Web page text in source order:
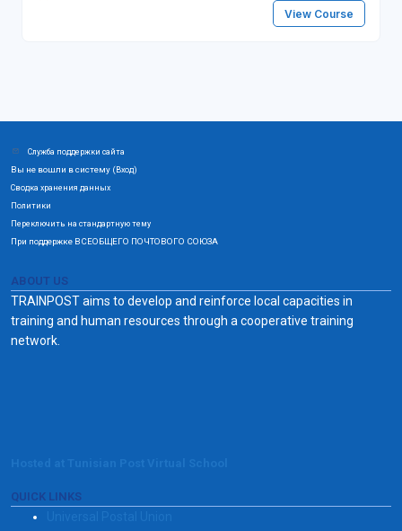
View Course
Служба поддержки сайта
Вы не вошли в систему (Вход)
Сводка хранения данных
Политики
Переключить на стандартную тему
При поддержке ВСЕОБЩЕГО ПОЧТОВОГО СОЮЗА
ABOUT US
TRAINPOST aims to develop and reinforce local capacities in
training and human resources through a cooperative training
network.
QUICK LINKS